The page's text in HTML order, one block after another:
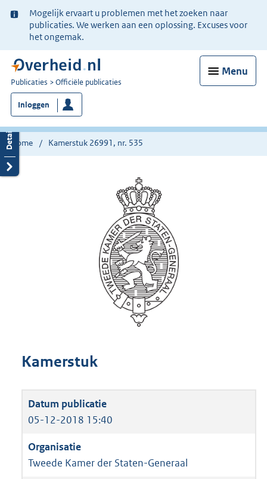
Ter
informatie:
Mogelijk ervaart u problemen met het zoeken naar
publicaties. We werken aan een oplossing. Excuses voor
het ongemak.
Menu
U
bent
nu
hier:
Publicaties Officiële publicaties
Inloggen
Home Kamerstuk 26991, nr. 535
Kamerstuk
05-12-2018 15:40
Tweede Kamer der Staten-Generaal